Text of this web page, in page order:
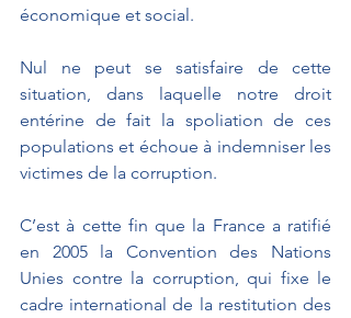
économique et social.
Nul ne peut se satisfaire de cette
situation, dans laquelle notre droit
entérine de fait la spoliation de ces
populations et échoue à indemniser les
victimes de la corruption.
C’est à cette fin que la France a ratifié
en 2005 la Convention des Nations
Unies contre la corruption, qui fixe le
cadre international de la restitution des